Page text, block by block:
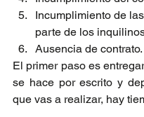
Incumplimiento de
parte de los
Ausencia de contrato.
El primer paso es
se hace por escrito y
que vas a realizar, hay